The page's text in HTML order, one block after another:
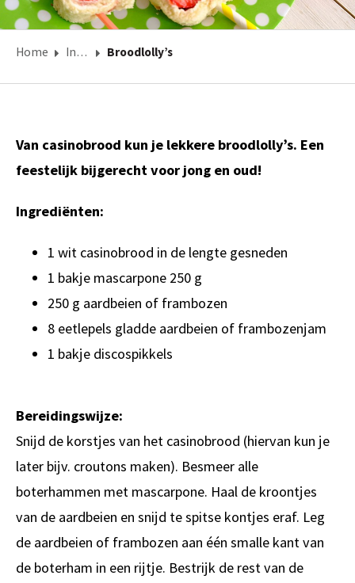
Home Inspiratie Broodlolly’s
Van casinobrood kun je lekkere broodlolly’s. Een
feestelijk bijgerecht voor jong en oud!
Ingrediënten:
1 wit casinobrood in de lengte gesneden
1 bakje mascarpone 250 g
250 g aardbeien of frambozen
8 eetlepels gladde aardbeien of frambozenjam
1 bakje discospikkels
Bereidingswijze:
Snijd de korstjes van het casinobrood (hiervan kun je
later bijv. croutons maken). Besmeer alle
boterhammen met mascarpone. Haal de kroontjes
van de aardbeien en snijd te spitse kontjes eraf. Leg
de aardbeien of frambozen aan één smalle kant van
de boterham in een rijtje. Bestrijk de rest van de